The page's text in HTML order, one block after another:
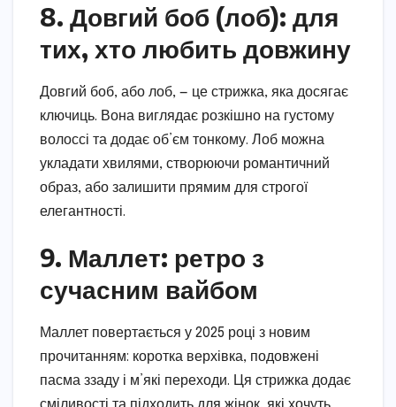
8. Довгий боб (лоб): для
тих, хто любить довжину
Довгий боб, або лоб, — це стрижка, яка досягає
ключиць. Вона виглядає розкішно на густому
волоссі та додає об’єм тонкому. Лоб можна
укладати хвилями, створюючи романтичний
образ, або залишити прямим для строгої
елегантності.
9. Маллет: ретро з
сучасним вайбом
Маллет повертається у 2025 році з новим
прочитанням: коротка верхівка, подовжені
пасма ззаду і м’які переходи. Ця стрижка додає